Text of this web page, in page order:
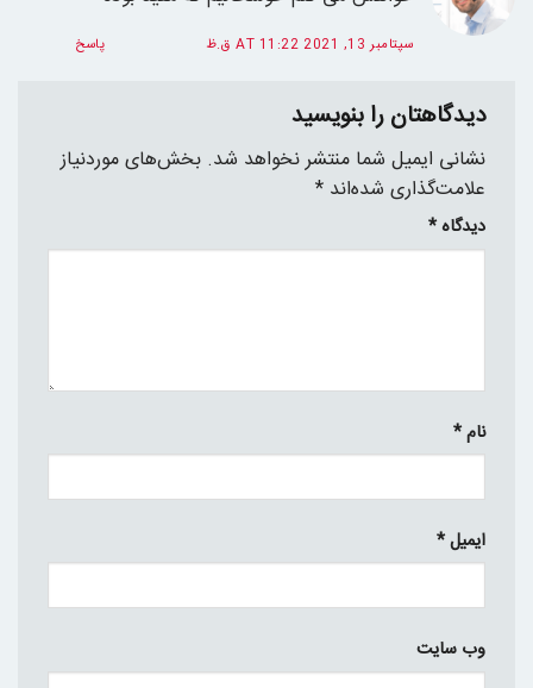
سپتامبر 13, 2021 AT 11:22 ق.ظ پاسخ
دیدگاهتان را بنویسید
نشانی ایمیل شما منتشر نخواهد شد. بخش‌های موردنیاز
علامت‌گذاری شده‌اند *
دیدگاه*
نام*
ایمیل*
وب‌ سایت